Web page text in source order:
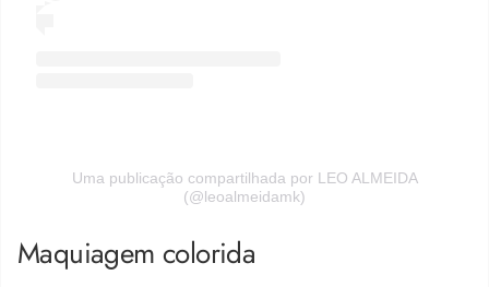
Uma publicação compartilhada por LEO ALMEIDA
(@leoalmeidamk)
Maquiagem colorida